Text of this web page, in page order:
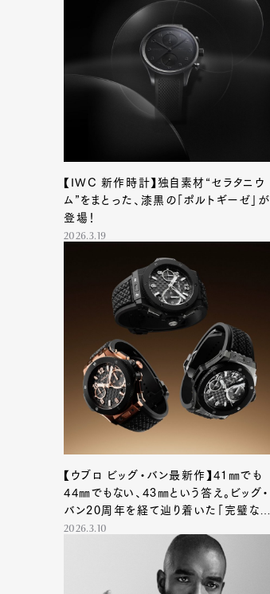
【IWC 新作時計】独自素材“セラタニウ
ム”をまとった、漆黒の「ポルトギーゼ」が
登場！
2026.3.19
【ウブロ ビッグ・バン最新作】41㎜でも
44㎜でもない、43㎜という答え。ビッグ・
バン20周年を経て辿り着いた「完璧なバ
ランス」
2026.3.10